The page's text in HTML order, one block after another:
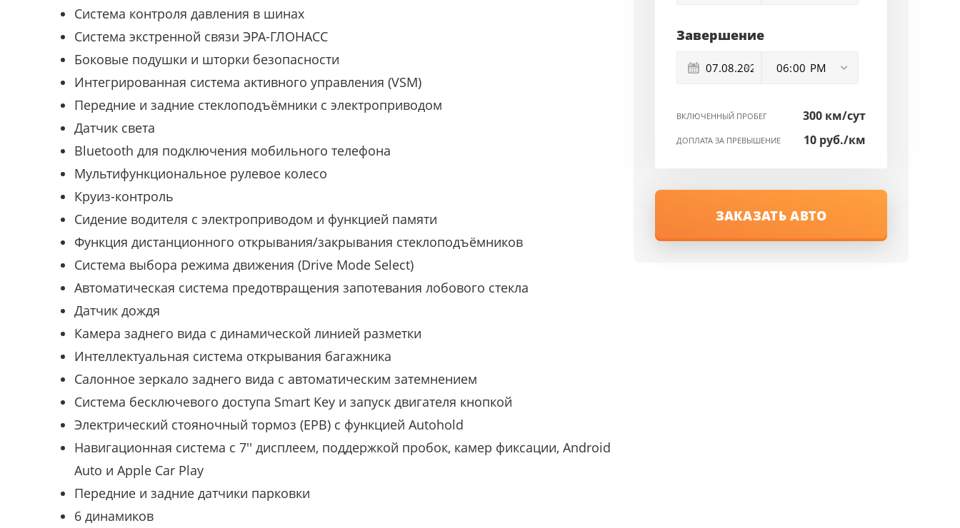
Система контроля давления в шинах
Система экстренной связи ЭРА-ГЛОНАСС
Боковые подушки и шторки безопасности
Интегрированная система активного управления (VSM)
Передние и задние стеклоподъёмники с электроприводом
Датчик света
Bluetooth для подключения мобильного телефона
Мультифункциональное рулевое колесо
Круиз-контроль
Сидение водителя с электроприводом и функцией памяти
Функция дистанционного открывания/закрывания стеклоподъёмников
Система выбора режима движения (Drive Mode Select)
Автоматическая система предотвращения запотевания лобового стекла
Датчик дождя
Камера заднего вида с динамической линией разметки
Интеллектуальная система открывания багажника
Салонное зеркало заднего вида с автоматическим затемнением
Система бесключевого доступа Smart Key и запуск двигателя кнопкой
Электрический стояночный тормоз (EPB) c функцией Autohold
Навигационная система с 7'' дисплеем, поддержкой пробок, камер фиксации, Android
Auto и Apple Car Play
Передние и задние датчики парковки
6 динамиков
Завершение
ВКЛЮЧЕННЫЙ ПРОБЕГ 300 км/сут
ДОПЛАТА ЗА ПРЕВЫШЕНИЕ 10 руб./км
ЗАКАЗАТЬ АВТО